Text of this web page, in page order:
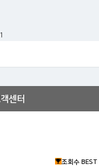
센터
조회수 BEST